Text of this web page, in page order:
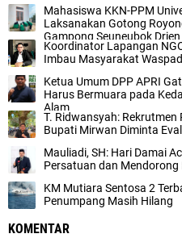
Mahasiswa KKN-PPM
Laksanakan Gotong
Gampong Seuneubok Drien
Koordinator Lapangan
Imbau Masyarakat
Ketua Umum DPP APRI
Harus Bermuara pada
Alam
T. Ridwansyah: Rekrutmen
Bupati Mirwan Diminta
Mauliadi, SH: Hari Damai
Persatuan dan
KM Mutiara Sentosa 2
Penumpang Masih Hilang
KOMENTAR